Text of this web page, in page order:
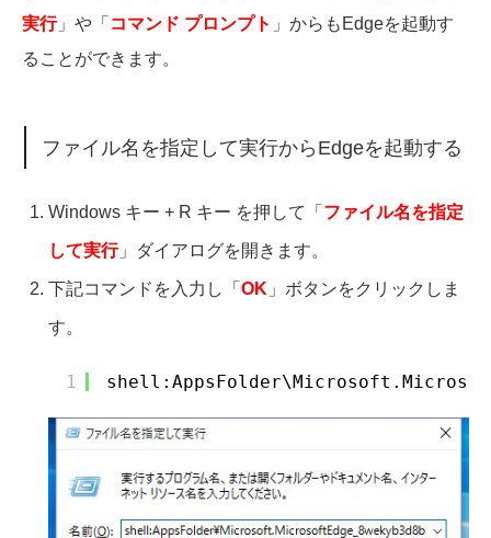
実行」や「 コマンド プロンプト 」からもEdgeを起動す
ることができます。
ファイル名を指定して実行からEdgeを起動する
Windows キー + R キー を押して「 ファイル名を指定
して実行」ダイアログを開きます。
下記コマンドを入力し「 OK 」ボタンをクリックしま
す。
1